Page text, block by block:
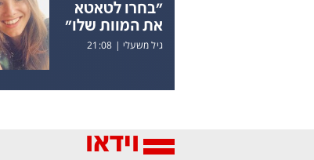
"בחרו לטאטא
את המוות שלו"
גיל משעלי|
21:08
וידאו